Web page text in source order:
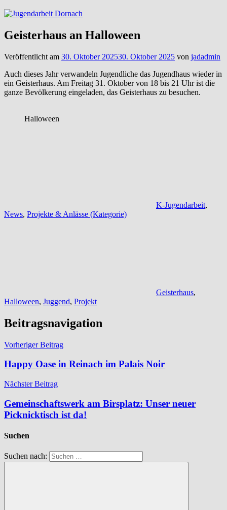
Geisterhaus an Halloween
Veröffentlicht am 30. Oktober 202530. Oktober 2025 von jadadmin
Auch dieses Jahr verwandeln Jugendliche das Jugendhaus wieder in
ein Geisterhaus. Am Freitag 31. Oktober von 18 bis 21 Uhr ist die
ganze Bevölkerung eingeladen, das Geisterhaus zu besuchen.
Halloween
K-Jugendarbeit,
News, Projekte & Anlässe (Kategorie)
Geisterhaus,
Halloween, Juggend, Projekt
Beitragsnavigation
Vorheriger Beitrag
Happy Oase in Reinach im Palais Noir
Nächster Beitrag
Gemeinschaftswerk am Birsplatz: Unser neuer
Picknicktisch ist da!
Suchen
Suchen nach: